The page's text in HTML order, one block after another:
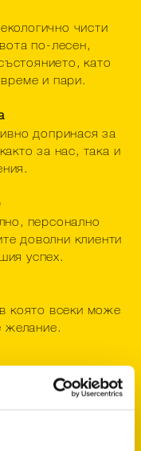
чисти
по-лесен,
като
и пари.
допринася за
за нас, така и
персонално
доволни клиенти
успех.
която всеки може
желание.
компания,
икономическия си